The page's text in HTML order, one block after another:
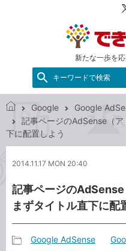
新たな一歩を
キーワードで検索
で
き
ッ
Google
Google
記事ページのAdSense（
下に配置しよう
2014.11.17 MON 20:40
記事ページのAdSense
まずタイトル直下に配
Google AdSense